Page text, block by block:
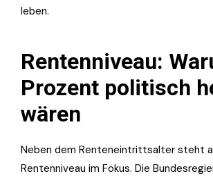
leben.
Rentenniveau:
Prozent politisch
wären
Neben dem Renteneintrittsalter steht
Rentenniveau im Fokus. Die